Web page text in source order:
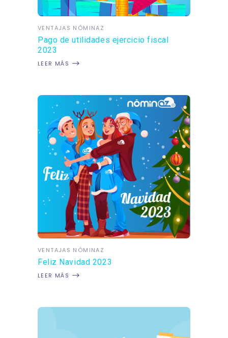
VENTAJAS NÓMINAZ
Pago de utilidades ejercicio fiscal
2023
LEER MÁS
VENTAJAS NÓMINAZ
Feliz Navidad 2023
LEER MÁS